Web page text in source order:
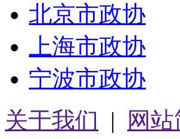
北京市政协
上海市政协
宁波市政协
关于我们 | 网